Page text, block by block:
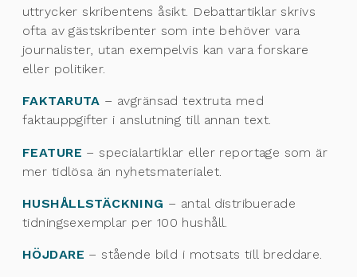
uttrycker skribentens åsikt. Debattartiklar skrivs
ofta av gästskribenter som inte behöver vara
journalister, utan exempelvis kan vara forskare
eller politiker.
FAKTARUTA – avgränsad textruta med
faktauppgifter i anslutning till annan text.
FEATURE – specialartiklar eller reportage som är
mer tidlösa än nyhetsmaterialet.
HUSHÅLLSTÄCKNING – antal distribuerade
tidningsexemplar per 100 hushåll.
HÖJDARE – stående bild i motsats till breddare.